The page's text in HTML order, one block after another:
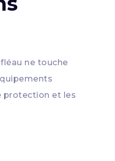
ne touche
protection et les